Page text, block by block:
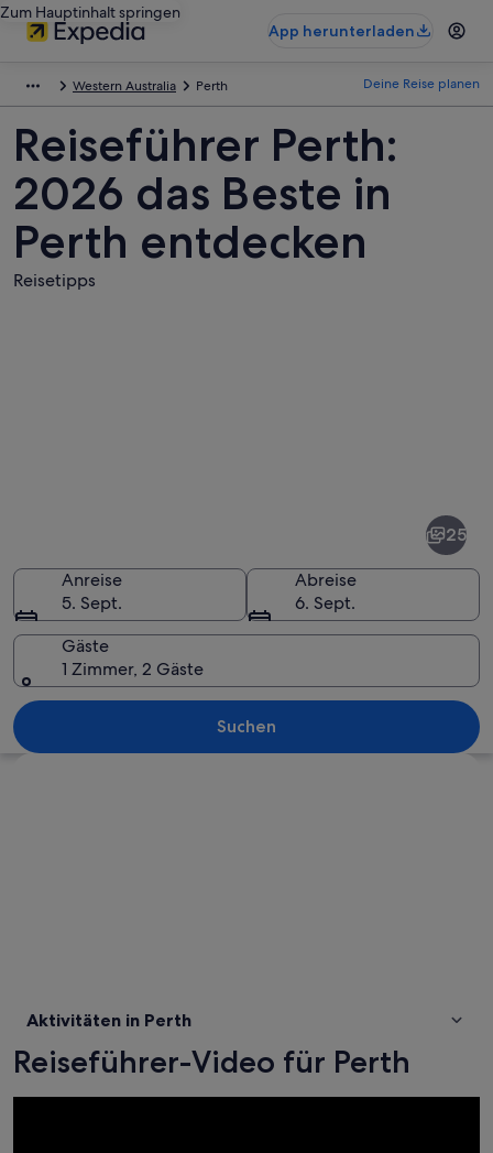
Zum Hauptinhalt springen
App herunterladen
Western Australia Perth Deine Reise planen
Reiseführer Perth:
2026 das Beste in
Perth entdecken
Reisetipps
Eine Stadtlandschaft mit modernen
25
Anreise
5. Sept.
Abreise
6. Sept.
Gäste
1 Zimmer, 2 Gäste
Suchen
Aktivitäten in Perth
Reiseführer-Video für Perth